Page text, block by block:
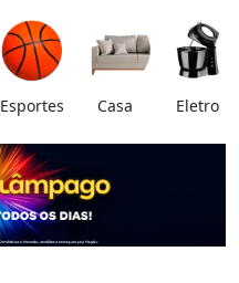
Esportes Casa Eletro